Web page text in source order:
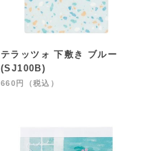
テラッツォ 下敷き ブルー
(SJ100B)
660円（税込）